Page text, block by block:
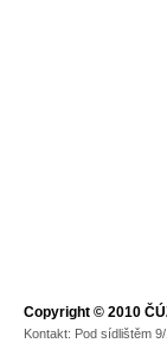
Copyright © 2010
Kontakt: Pod sídlištěm